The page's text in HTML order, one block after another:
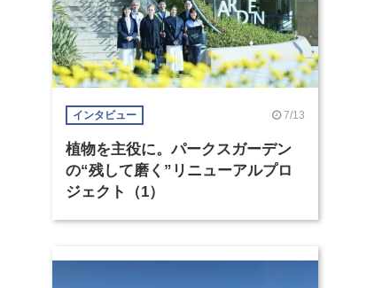
インタビュー 7/13
植物を主役に。パークスガーデン
の“残して磨く”リニューアルプロ
ジェクト（1）